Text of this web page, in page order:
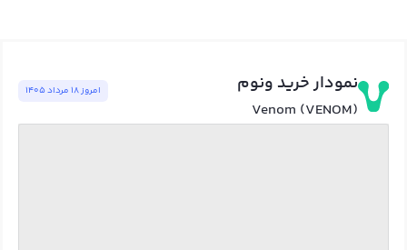
نمودار خرید ونوم
Venom (VENOM)
امروز ١٨ مرداد ١٤٠٥